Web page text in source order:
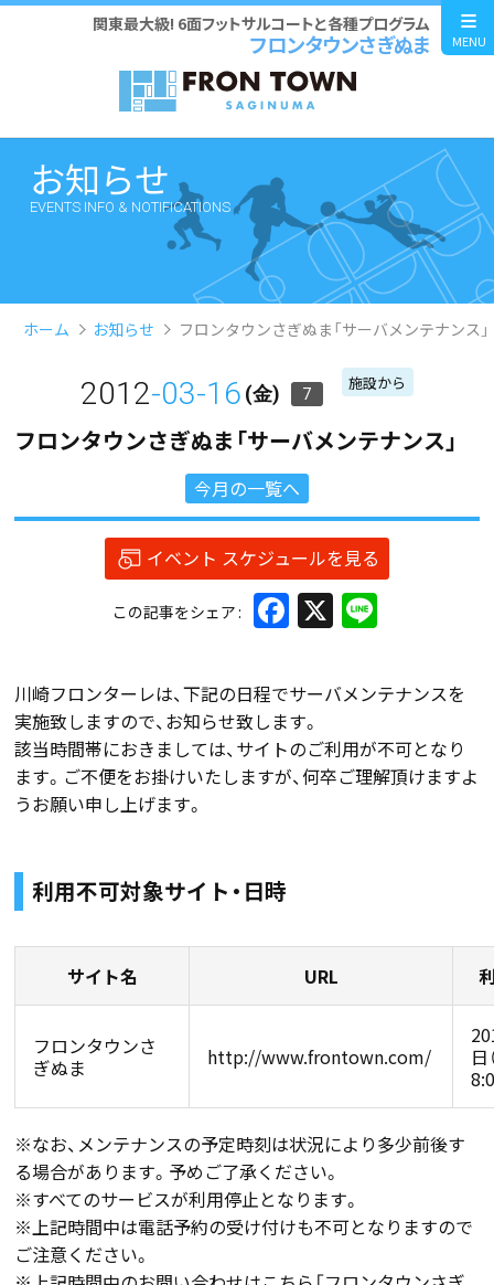
関東最大級! 6面フットサルコートと各種プログラム
フロンタウンさぎぬま MENU
お知らせ
EVENTS INFO & NOTIFICATIONS
ホーム お知らせ フロンタウンさぎぬま「サーバメンテナンス」
2012-03-16 (金) 7
施設から
フロンタウンさぎぬま「サーバメンテナンス」
今月の一覧へ
イベント スケジュールを見る
この記事をシェア Facebook
X
川崎フロンターレは、下記の日程でサーバメンテナンスを
実施致しますので、お知らせ致します。
該当時間帯におきましては、サイトのご利用が不可となり
ます。ご不便をお掛けいたしますが、何卒ご理解頂けますよ
うお願い申し上げます。
利用不可対象サイト・日時
サイト名 URL
フロンタウンさ
ぎぬま
http://www.frontown.com/
日
※なお、メンテナンスの予定時刻は状況により多少前後す
る場合があります。予めご了承ください。
※すべてのサービスが利用停止となります。
※上記時間中は電話予約の受け付けも不可となりますので
ご注意ください。